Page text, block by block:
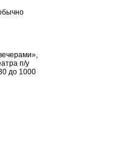
п/у
до 1000